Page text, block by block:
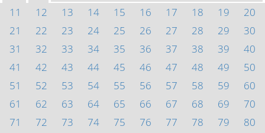
11
12 13 14 15 16 17 18 19
20
21
22 23 24 25 26 27 28 29
30
31
32 33 34 35 36 37 38 39
40
41
42 43 44 45 46 47 48 49
50
51
52 53 54 55 56 57 58 59
60
61
62 63 64 65 66 67 68 69
70
71
72 73 74 75 76 77 78 79
80